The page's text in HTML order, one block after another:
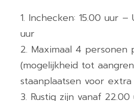
Inchecken: 15.00 uur –
uur
Maximaal 4 personen
(mogelijkheid tot
staanplaatsen voor
Rustig zijn vanaf